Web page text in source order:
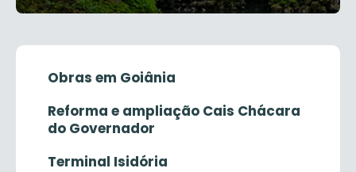
Obras em Goiânia
Reforma e ampliação Cais Chácara
do Governador
Terminal Isidória